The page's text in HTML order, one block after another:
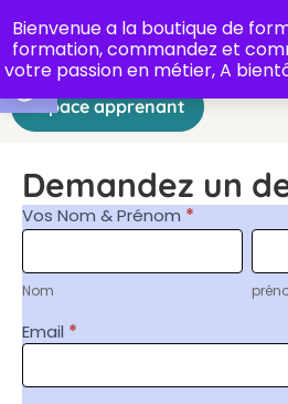
Ouvrir la barre d’outils
Bienvenue a la boutique de
formation, commandez et
votre passion en métier, A
Espace apprenant
Demandez un
Demande
de devis
Vos Nom & Prénom *
Nom
Nom
Email *